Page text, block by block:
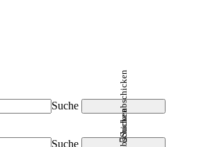
Suche
Suche abschicken
Suche